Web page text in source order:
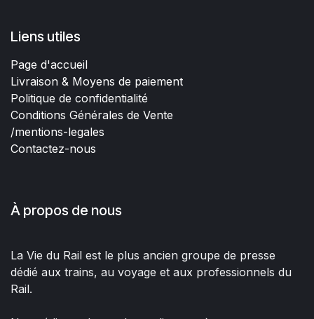
Liens utiles
Page d'accueil
Livraison & Moyens de paiement
Politique de confidentialité
Conditions Générales de Vente
/mentions-legales
Contactez-nous
À propos de nous
La Vie du Rail est le plus ancien groupe de presse
dédié aux trains, au voyage et aux professionnels du
Rail.